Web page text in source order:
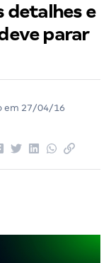
detalhes e
parar
em 27/04/16